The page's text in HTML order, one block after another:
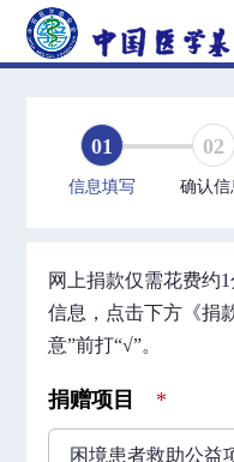
01
信息填写
02
确认信
网上捐款仅需花费约
信息，点击下方《捐
意”前打“√”。
捐赠项目 *